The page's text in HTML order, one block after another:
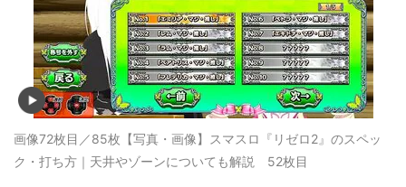
画像72枚目／85枚 【写真・画像】スマスロ『リゼロ2』のスペッ
ク・打ち方｜天井やゾーンについても解説 52枚目